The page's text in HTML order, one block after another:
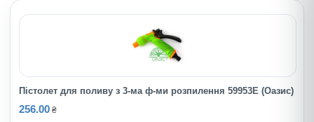
Пістолет для поливу з 3-ма ф-ми розпилення 59953Е (Оазис)
256.00 ₴